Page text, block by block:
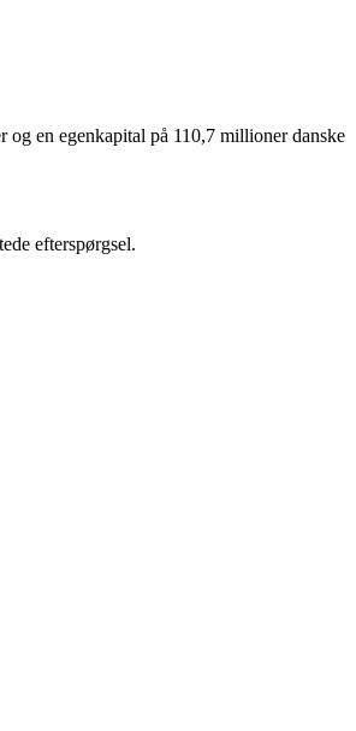
en egenkapital på 110,7 millioner danske
efterspørgsel.